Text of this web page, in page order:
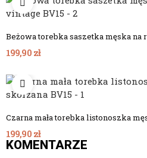
Beżowa torebka saszetka męska na
199,90 zł
Czarna mała torebka listonoszka
199,90 zł
KOMENTARZE